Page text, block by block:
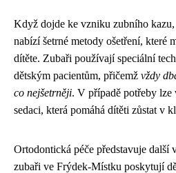
Když dojde ke vzniku zubního
nabízí šetrné metody ošetření, které
dítěte. Zubaři používají speciální
dětským pacientům, přičemž vždy
co nejšetrněji. V případě potřeby
sedaci, která pomáhá dítěti zůstat v
Ortodontická péče představuje další
zubaři ve Frýdek-Místku poskytují